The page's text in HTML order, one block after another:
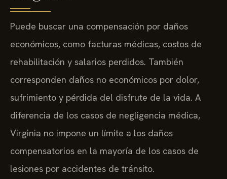
Puede buscar una compensación por daños
económicos, como facturas médicas, costos de
rehabilitación y salarios perdidos. También
corresponden daños no económicos por dolor,
sufrimiento y pérdida del disfrute de la vida. A
diferencia de los casos de negligencia médica,
Virginia no impone un límite a los daños
compensatorios en la mayoría de los casos de
lesiones por accidentes de tránsito.